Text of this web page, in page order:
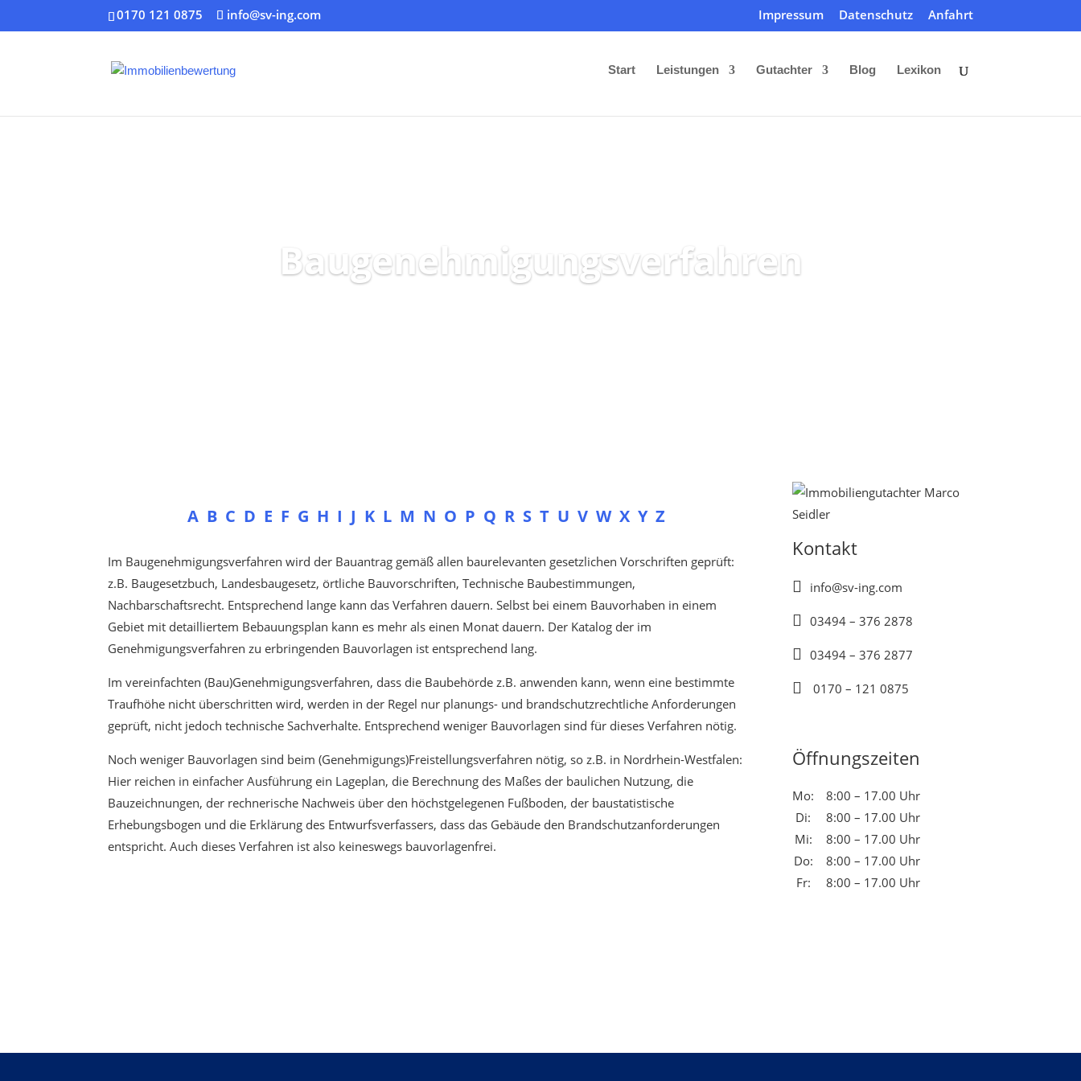
0170 121 0875 info@sv-ing.com Impressum Datenschutz Anfahrt
Start Leistungen Gutachter Blog Lexikon
Baugenehmigungsverfahren
A B C D E F G H I J K L M N O P Q R S T U V W X Y Z
Im Baugenehmigungsverfahren wird der Bauantrag gemäß allen baurelevanten gesetzlichen Vorschriften geprüft:
z.B. Baugesetzbuch, Landesbaugesetz, örtliche Bauvorschriften, Technische Baubestimmungen,
Nachbarschaftsrecht. Entsprechend lange kann das Verfahren dauern. Selbst bei einem Bauvorhaben in einem
Gebiet mit detailliertem Bebauungsplan kann es mehr als einen Monat dauern. Der Katalog der im
Genehmigungsverfahren zu erbringenden Bauvorlagen ist entsprechend lang.
Im vereinfachten (Bau)Genehmigungsverfahren, dass die Baubehörde z.B. anwenden kann, wenn eine bestimmte
Traufhöhe nicht überschritten wird, werden in der Regel nur planungs- und brandschutzrechtliche Anforderungen
geprüft, nicht jedoch technische Sachverhalte. Entsprechend weniger Bauvorlagen sind für dieses Verfahren nötig.
Noch weniger Bauvorlagen sind beim (Genehmigungs)Freistellungsverfahren nötig, so z.B. in Nordrhein-Westfalen:
Hier reichen in einfacher Ausführung ein Lageplan, die Berechnung des Maßes der baulichen Nutzung, die
Bauzeichnungen, der rechnerische Nachweis über den höchstgelegenen Fußboden, der baustatistische
Erhebungsbogen und die Erklärung des Entwurfsverfassers, dass das Gebäude den Brandschutzanforderungen
entspricht. Auch dieses Verfahren ist also keineswegs bauvorlagenfrei.
Kontakt
 info@sv-ing.com
 03494 – 376 2878
 03494 – 376 2877
 0170 – 121 0875
Öffnungszeiten
Mo:
8:00 – 17.00 Uhr
Di:
8:00 – 17.00 Uhr
Mi:
8:00 – 17.00 Uhr
Do:
8:00 – 17.00 Uhr
Fr:
8:00 – 17.00 Uhr